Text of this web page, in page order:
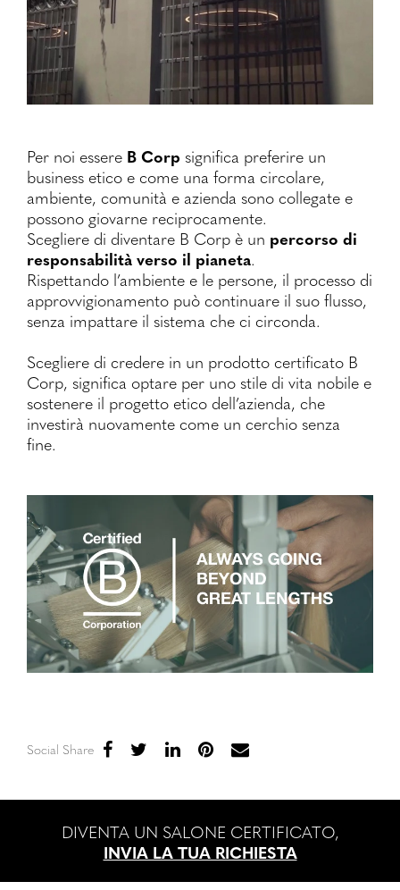
Per noi essere B Corp significa preferire un
business etico e come una forma circolare,
ambiente, comunità e azienda sono collegate e
possono giovarne reciprocamente.
Scegliere di diventare B Corp è un percorso di
responsabilità verso il pianeta.
Rispettando l’ambiente e le persone, il processo di
approvvigionamento può continuare il suo flusso,
senza impattare il sistema che ci circonda.
Scegliere di credere in un prodotto certificato B
Corp, significa optare per uno stile di vita nobile e
sostenere il progetto etico dell’azienda, che
investirà nuovamente come un cerchio senza
fine.
Social Share
DIVENTA UN SALONE CERTIFICATO,
INVIA LA TUA RICHIESTA